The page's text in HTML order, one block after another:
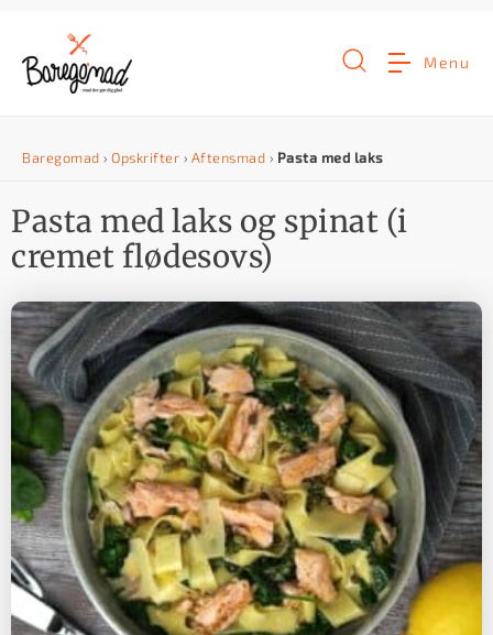
n
h
o
e
Menu
Baregomad › Opskrifter › Aftensmad › Pasta med laks
Pasta med laks og spinat (i
cremet flødesovs)